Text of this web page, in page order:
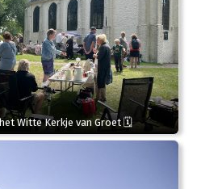
Witte Kerkje van Groet 🗓